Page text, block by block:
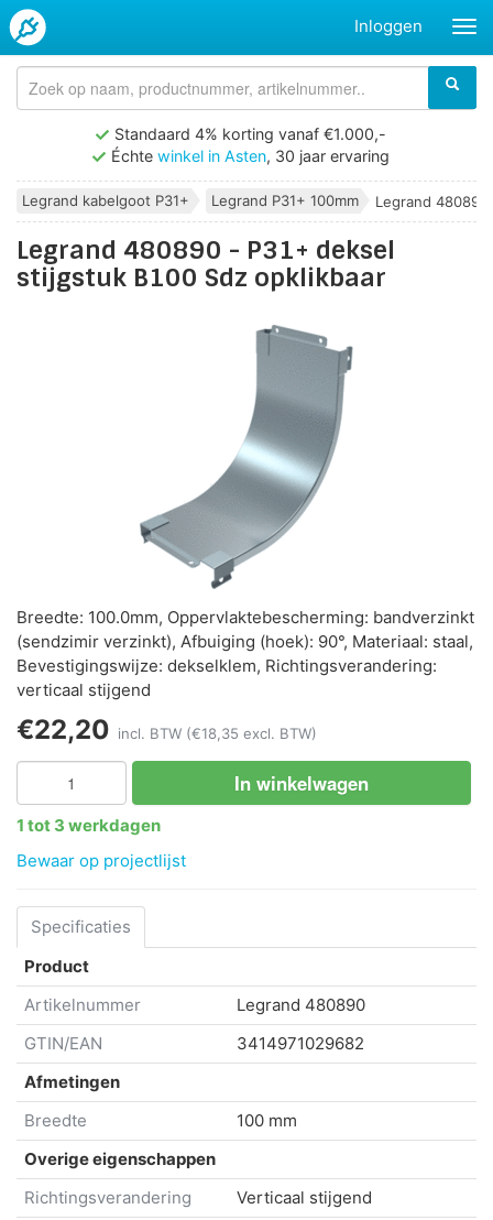
Inloggen
Standaard 4% korting vanaf €1.000,-
Échte winkel in Asten, 30 jaar ervaring
Legrand kabelgoot P31+ Legrand P31+ 100mm Legrand
Legrand 480890 - P31+ deksel
stijgstuk B100 Sdz opklikbaar
Breedte: 100.0mm, Oppervlaktebescherming: bandverzinkt
(sendzimir verzinkt), Afbuiging (hoek): 90°, Materiaal: staal,
Bevestigingswijze: dekselklem, Richtingsverandering:
verticaal stijgend
€22,20 incl. BTW (€18,35 excl. BTW)
In winkelwagen
1 tot 3 werkdagen
Bewaar op projectlijst
Specificaties
Product
Artikelnummer
Legrand 480890
GTIN/EAN
3414971029682
Afmetingen
Breedte
100 mm
Overige eigenschappen
Richtingsverandering
Verticaal stijgend